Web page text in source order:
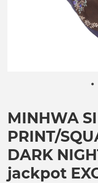
MINHWA
PRINT/
DARK
jackpot